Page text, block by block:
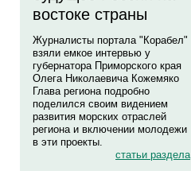
востоке страны
Журналисты портала "Корабел"
взяли емкое интервью у
губернатора Приморского края
Олега Николаевича Кожемяко
Глава региона подробно
поделился своим видением
развития морских отраслей
региона и включении молодежи
в эти проекты.
статьи раздела